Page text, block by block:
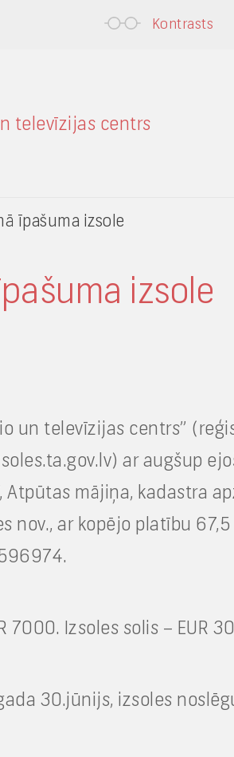
Kontrasts
īpašuma izsole
izsole
un televīzijas centrs”
ar augšup
mājiņa, kadastra
nov., ar kopējo platību
7000. Izsoles solis – EUR
30.jūnijs, izsoles